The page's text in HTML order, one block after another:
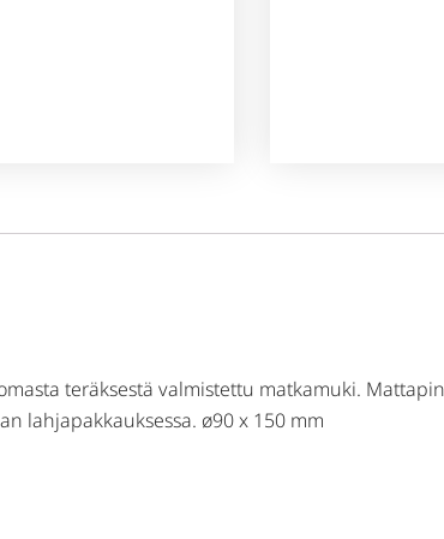
teräksestä valmistettu matkamuki.
lahjapakkauksessa. ø90 x 150 mm